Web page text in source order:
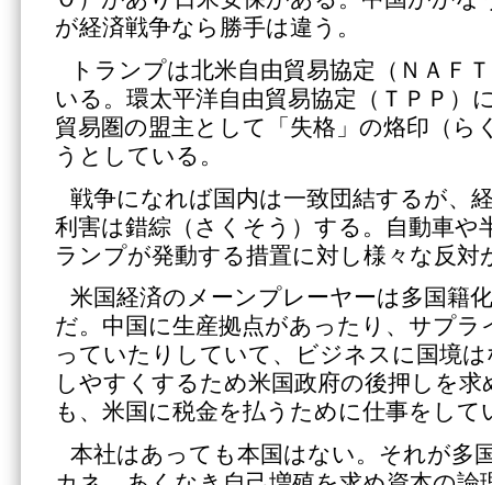
が経済戦争なら勝手は違う。
トランプは北米自由貿易協定（ＮＡＦ
いる。環太平洋自由貿易協定（ＴＰＰ）
貿易圏の盟主として「失格」の烙印（ら
うとしている。
戦争になれば国内は一致団結するが、
利害は錯綜（さくそう）する。自動車や
ランプが発動する措置に対し様々な反対
米国経済のメーンプレーヤーは多国籍
だ。中国に生産拠点があったり、サプ
っていたりしていて、ビジネスに国境
しやすくするため米国政府の後押しを
も、米国に税金を払うために仕事をし
本社はあっても本国はない。それが多